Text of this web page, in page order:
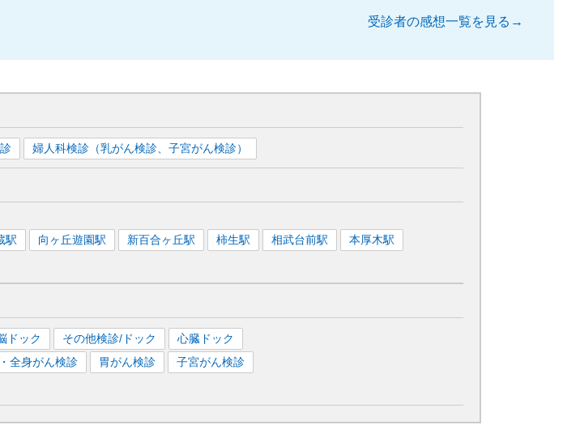
受診者の感想一覧を見る→
婦人科検診（乳がん検診、子宮がん検診）
駅 向ヶ丘遊園駅 新百合ヶ丘駅 柿生駅 相武台前駅 本厚木駅
ドック その他検診/ドック
心臓ドック
全身がん検診 胃がん検診
子宮がん検診